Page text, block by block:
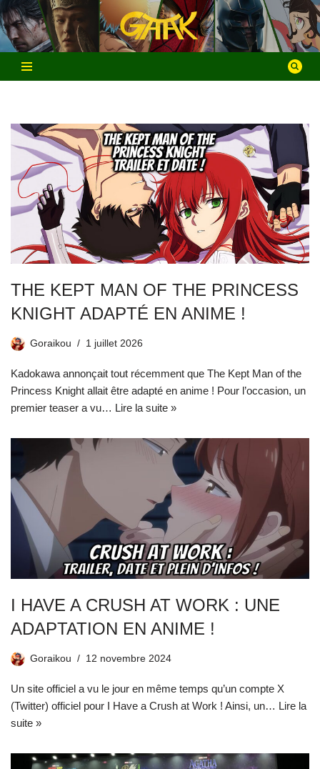
Aller
au
contenu
THE KEPT MAN OF THE PRINCESS
KNIGHT ADAPTÉ EN ANIME !
Goraikou 1 juillet 2026
Kadokawa annonçait tout récemment que The Kept Man of the
Princess Knight allait être adapté en anime ! Pour l’occasion, un
premier teaser a vu… Lire la suite »
I HAVE A CRUSH AT WORK : UNE
ADAPTATION EN ANIME !
Goraikou 12 novembre 2024
Un site officiel a vu le jour en même temps qu’un compte X
(Twitter) officiel pour I Have a Crush at Work ! Ainsi, un… Lire la
suite »